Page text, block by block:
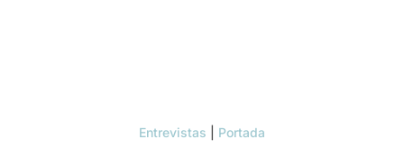
Entrevistas Portada